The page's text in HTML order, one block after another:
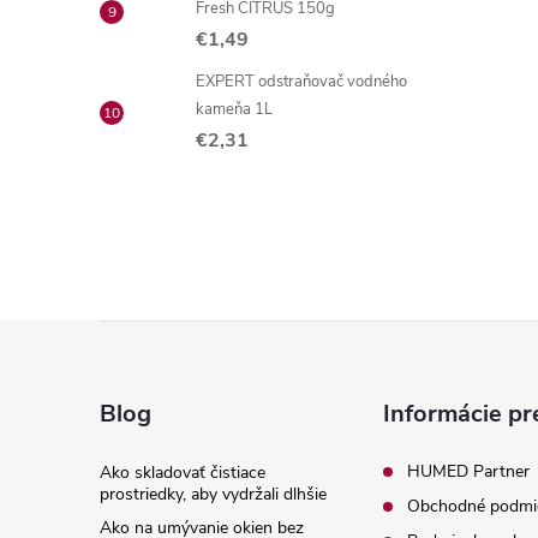
Fresh CITRUS 150g
€1,49
EXPERT odstraňovač vodného
kameňa 1L
€2,31
Blog
Ako skladovať čistiace
prostriedky, aby vydržali dlhšie
Ako na umývanie okien bez
Informácie
HUMED Partner
Obchodné